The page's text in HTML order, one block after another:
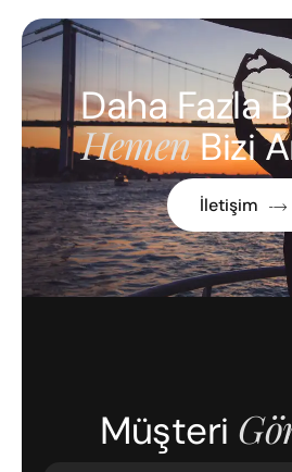
Daha Fazla
HemenBizi
İletişim
Müşteri